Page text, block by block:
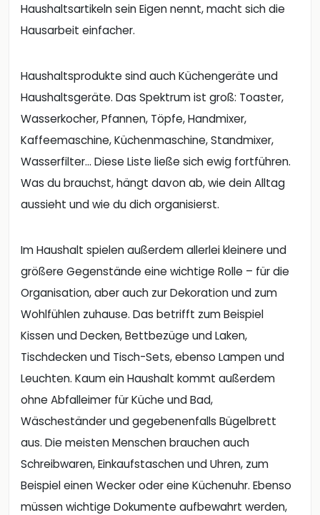
Haushaltsartikeln sein Eigen nennt, macht sich die
Hausarbeit einfacher.
Haushaltsprodukte sind auch Küchengeräte und
Haushaltsgeräte. Das Spektrum ist groß: Toaster,
Wasserkocher, Pfannen, Töpfe, Handmixer,
Kaffeemaschine, Küchenmaschine, Standmixer,
Wasserfilter… Diese Liste ließe sich ewig fortführen.
Was du brauchst, hängt davon ab, wie dein Alltag
aussieht und wie du dich organisierst.
Im Haushalt spielen außerdem allerlei kleinere und
größere Gegenstände eine wichtige Rolle – für die
Organisation, aber auch zur Dekoration und zum
Wohlfühlen zuhause. Das betrifft zum Beispiel
Kissen und Decken, Bettbezüge und Laken,
Tischdecken und Tisch-Sets, ebenso Lampen und
Leuchten. Kaum ein Haushalt kommt außerdem
ohne Abfalleimer für Küche und Bad,
Wäscheständer und gegebenenfalls Bügelbrett
aus. Die meisten Menschen brauchen auch
Schreibwaren, Einkaufstaschen und Uhren, zum
Beispiel einen Wecker oder eine Küchenuhr. Ebenso
müssen wichtige Dokumente aufbewahrt werden,